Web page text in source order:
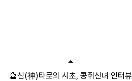
🔮신(神)타로의 시초, 콩쥐신녀 인터뷰